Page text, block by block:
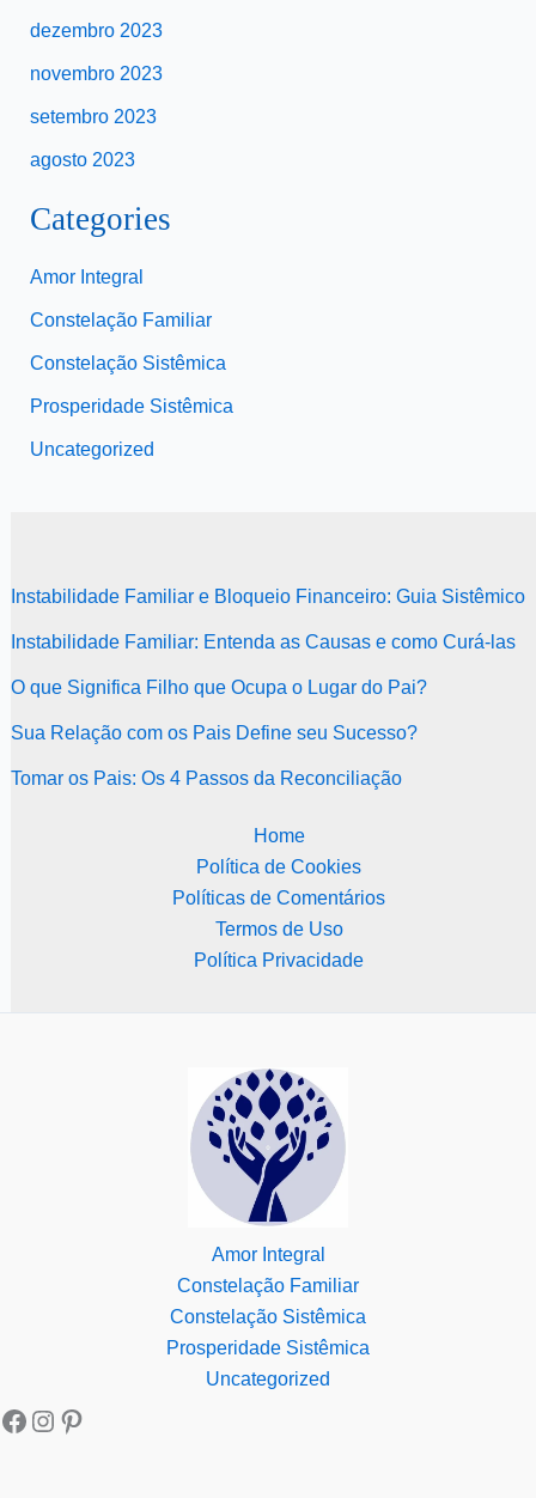
dezembro 2023
novembro 2023
setembro 2023
agosto 2023
Categories
Amor Integral
Constelação Familiar
Constelação Sistêmica
Prosperidade Sistêmica
Uncategorized
Instabilidade Familiar e Bloqueio Financeiro: Guia Sistêmico
Instabilidade Familiar: Entenda as Causas e como Curá-las
O que Significa Filho que Ocupa o Lugar do Pai?
Sua Relação com os Pais Define seu Sucesso?
Tomar os Pais: Os 4 Passos da Reconciliação
Home
Política de Cookies
Políticas de Comentários
Termos de Uso
Política Privacidade
Amor Integral
Constelação Familiar
Constelação Sistêmica
Prosperidade Sistêmica
Uncategorized